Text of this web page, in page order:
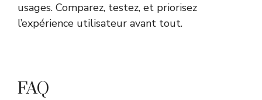
usages. Comparez, testez, et priorisez
l’expérience utilisateur avant tout.
FAQ